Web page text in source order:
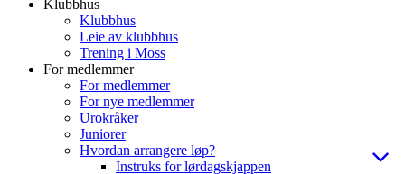
Klubbhus
Klubbhus
Leie av klubbhus
Trening i Moss
For medlemmer
For medlemmer
For nye medlemmer
Urokråker
Juniorer
Hvordan arrangere løp?
Instruks for lørdagskjappen